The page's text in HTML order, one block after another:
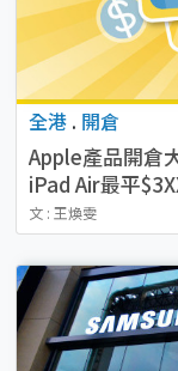
全港 . 開倉
Apple產品開倉
iPad Air最平
文 : 王煥雯